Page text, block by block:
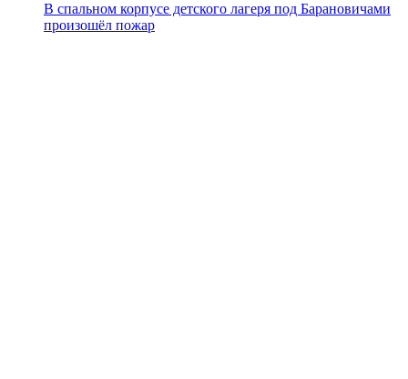
В спальном корпусе детского лагеря под Барановичами
произошёл пожар